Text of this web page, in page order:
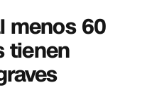
menos 60
tienen